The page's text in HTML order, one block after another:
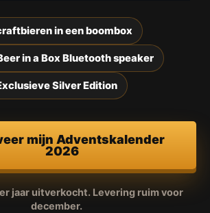
in een boombox
in a Box Bluetooth speaker
Silver Edition
mijn Adventskalender
2026
jaar uitverkocht. Levering ruim voor
december.